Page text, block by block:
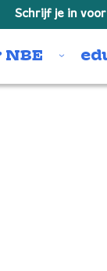
Schrijf je in
NBE